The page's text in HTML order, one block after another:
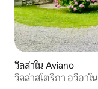
วิลล่าใน Aviano
วิลล่าสโตริกา อวีอาโน